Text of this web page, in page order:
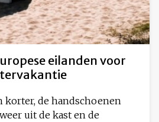
eilanden voor
korter, de handschoenen
uit de kast en de